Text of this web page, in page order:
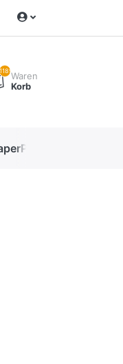
1189Waren
Korb
High-